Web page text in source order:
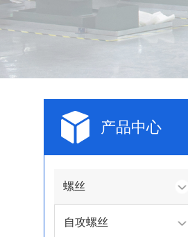
产品中心
螺丝
自攻螺丝